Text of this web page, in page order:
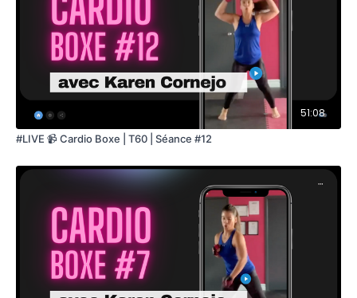
51:08
#LIVE 📹 Cardio Boxe | T60 | Séance #12